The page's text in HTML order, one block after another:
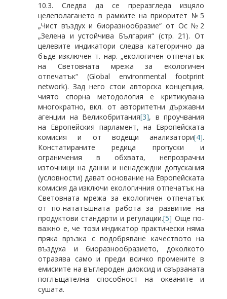
10.3. Следва да се преразгледа изцяло
целеполагането в рамките на приоритет №5
„Чист въздух и биоразнообразие“ от Ос №2
„Зелена и устойчива България“ (стр. 21). От
целевите индикатори следва категорично да
бъде изключен т. нар. „екологичен отпечатък
на Световната мрежа за екологичен
отпечатък“ (Global environmental footprint
network). Зад него стои авторска концепция,
чиято спорна методология е критикувана
многократно, вкл. от авторитетни държавни
агенции на Великобритания[3], в проучвания
на Европейския парламент, на Европейската
комисия и от водещи анализатори[4].
Констатираните редица пропуски и
ограничения в обхвата, непрозрачни
източници на данни и ненадеждни допускания
(условности) дават основание на Европейската
комисия да изключи екологичния отпечатък на
Световната мрежа за екологичен отпечатък
от по-нататъшната работа за развитие на
продуктови стандарти и регулации.[5] Още по-
важно е, че този индикатор практически няма
пряка връзка с подобряване качеството на
въздуха и биоразнообразието, доколкото
отразява само и преди всичко промените в
емисиите на въглероден диоксид и свързаната
поглъщателна способност на океаните и
сушата.